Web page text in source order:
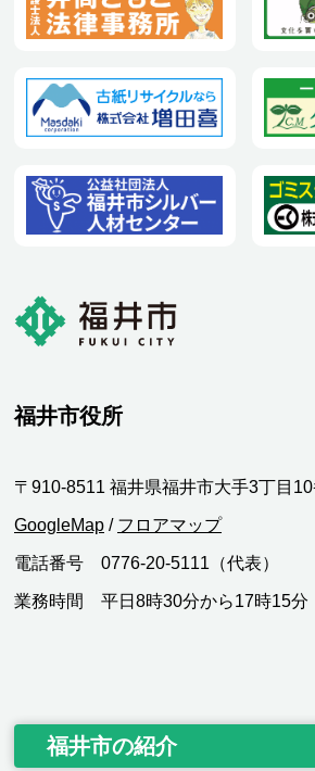
福井市役所
〒910-8511 福井県福井市大手3丁目
GoogleMap / フロアマップ
電話番号 0776-20-5111（代表）
業務時間 平日8時30分から17時15分
福井市の紹介